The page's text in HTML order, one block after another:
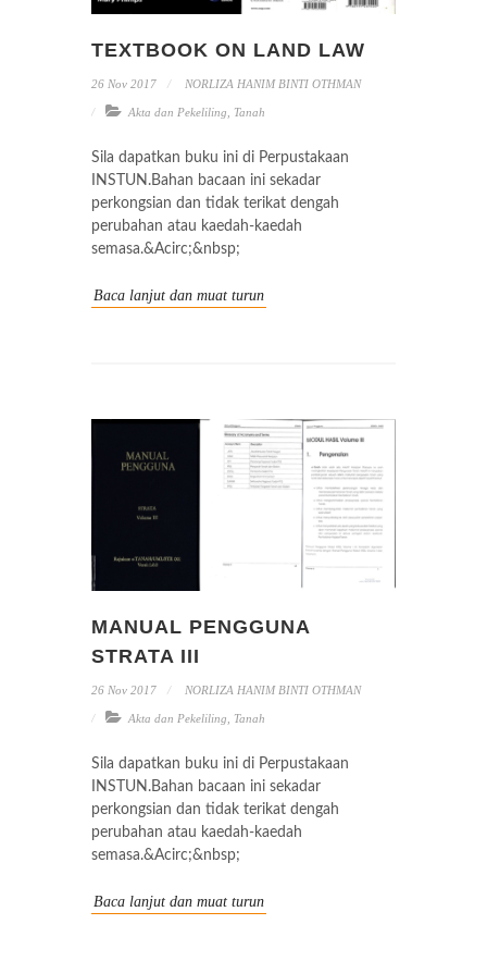
TEXTBOOK ON LAND LAW
26 Nov 2017 NORLIZA HANIM BINTI OTHMAN
Akta dan Pekeliling Tanah
Sila dapatkan buku ini di Perpustakaan
INSTUN.Bahan bacaan ini sekadar
perkongsian dan tidak terikat dengah
perubahan atau kaedah-kaedah
semasa.&Acirc;&nbsp;
Baca lanjut dan muat turun
MANUAL PENGGUNA
STRATA III
26 Nov 2017 NORLIZA HANIM BINTI OTHMAN
Akta dan Pekeliling Tanah
Sila dapatkan buku ini di Perpustakaan
INSTUN.Bahan bacaan ini sekadar
perkongsian dan tidak terikat dengah
perubahan atau kaedah-kaedah
semasa.&Acirc;&nbsp;
Baca lanjut dan muat turun